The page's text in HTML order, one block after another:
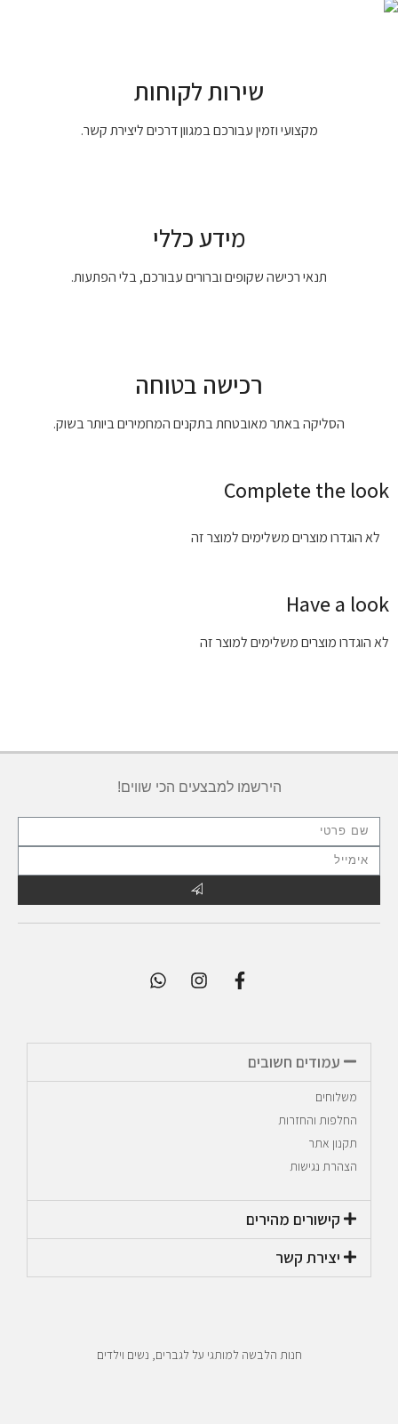
שירות לקוחות
מקצועי וזמין עבורכם במגוון דרכים ליצירת קשר.
מידע כללי
תנאי רכישה שקופים וברורים עבורכם, בלי הפתעות.
רכישה בטוחה
הסליקה באתר מאובטחת בתקנים המחמירים ביותר בשוק.
Complete the look
לא הוגדרו מוצרים משלימים למוצר זה
Have a look
לא הוגדרו מוצרים משלימים למוצר זה
הירשמו למבצעים הכי שווים!
עמודים חשובים
משלוחים
החלפות והחזרות
תקנון אתר
הצהרת נגישות
קישורים מהירים​
יצירת קשר​
חנות הלבשה למותגי על לגברים, נשים וילדים